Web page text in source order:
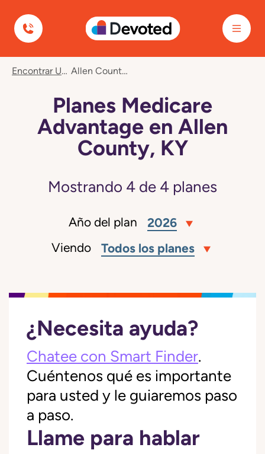
Devoted Health
Encontrar Un Plan Allen County, KY
Planes Medicare
Advantage en Allen
County, KY
Mostrando 4 de 4 planes
Año del plan 2026
Viendo Todos los planes
¿Necesita ayuda?
Chatee con Smart Finder.
Cuéntenos qué es importante
para usted y le guiaremos paso
a paso.
Llame para hablar